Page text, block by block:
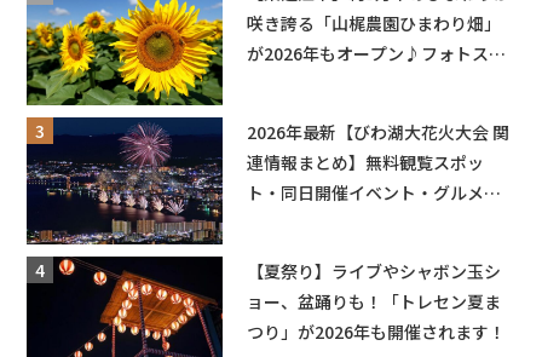
咲き誇る「山梶農園ひまわり畑」
が2026年もオープン♪フォトスポ
2026年最新【びわ湖大花火大会 関
連情報まとめ】無料観覧スポッ
ト・同日開催イベント・グルメマ
【夏祭り】ライブやシャボン玉シ
ョー、盆踊りも！「トレセン夏ま
つり」が2026年も開催されます！